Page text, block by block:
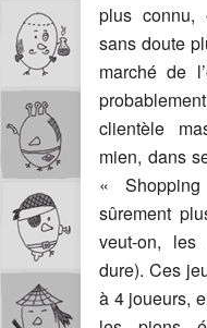
plus
sans doute
marché de
clientèle
mien, dans
«
sûrement
veut-on,
dure). Ces
à 4 joueurs,